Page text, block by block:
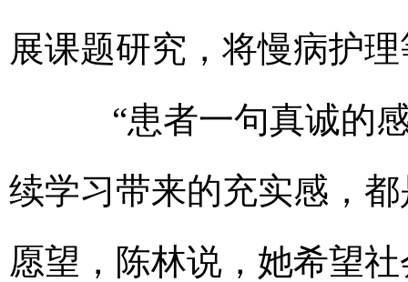
展课题研究，将慢病护
“患者一句真诚的感
续学习带来的充实感，
愿望，陈林说，她希望